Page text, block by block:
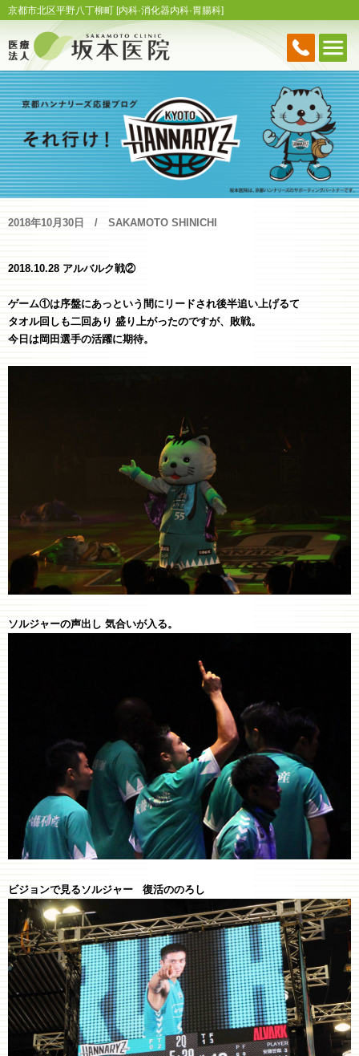
京都市北区平野八丁柳町 [内科·消化器内科·胃腸科]
2018年10月30日 SAKAMOTO SHINICHI
2018.10.28 アルバルク戦②
ゲーム①は序盤にあっという間にリードされ後半追い上げるて
タオル回しも二回あり 盛り上がったのですが、敗戦。
今日は岡田選手の活躍に期待。
ソルジャーの声出し 気合いが入る。
ビジョンで見るソルジャー 復活ののろし